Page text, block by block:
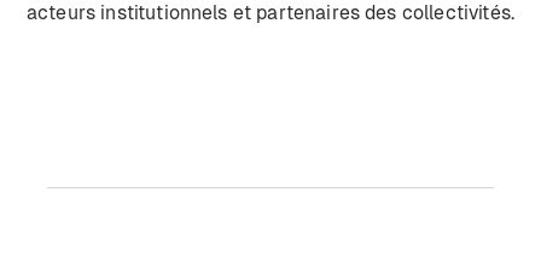
acteurs institutionnels et partenaires des collectivités.